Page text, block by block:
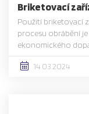
Briketovací
Použití briketovací
procesu obrábění
ekonomického
14.03.2024